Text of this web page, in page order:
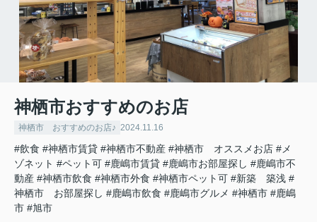
神栖市おすすめのお店
神栖市 おすすめのお店♪ 2024.11.16
#飲食 #神栖市賃貸 #神栖市不動産 #神栖市 オススメお店 #メ
ゾネット #ペット可 #鹿嶋市賃貸 #鹿嶋市お部屋探し #鹿嶋市不
動産 #神栖市飲食 #神栖市外食 #神栖市ペット可 #新築 築浅 #
神栖市 お部屋探し #鹿嶋市飲食 #鹿嶋市グルメ #神栖市 #鹿嶋
市 #旭市